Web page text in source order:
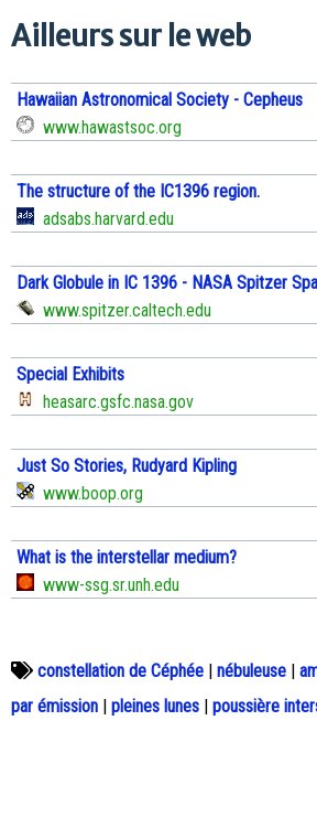
Ailleurs sur le web
Hawaiian Astronomical Society - Cepheus
www.hawastsoc.org
The structure of the IC1396 region.
adsabs.harvard.edu
Dark Globule in IC 1396 - NASA Spitzer
www.spitzer.caltech.edu
Special Exhibits
heasarc.gsfc.nasa.gov
Just So Stories, Rudyard Kipling
www.boop.org
What is the interstellar medium?
www-ssg.sr.unh.edu
constellation de Céphée | nébuleuse |
par émission | pleines lunes | poussière